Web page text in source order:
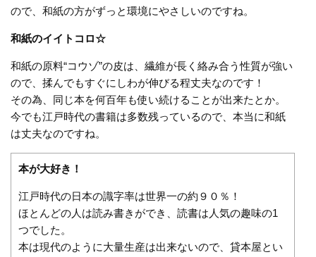
ので、和紙の方がずっと環境にやさしいのですね。
和紙のイイトコロ☆
和紙の原料“コウゾ”の皮は、繊維が長く絡み合う性質が強い
ので、揉んでもすぐにしわが伸びる程丈夫なのです！
その為、同じ本を何百年も使い続けることが出来たとか。
今でも江戸時代の書籍は多数残っているので、本当に和紙
は丈夫なのですね。
本が大好き！
江戸時代の日本の識字率は世界一の約９０％！
ほとんどの人は読み書きができ、読書は人気の趣味の1
つでした。
本は現代のように大量生産は出来ないので、貸本屋とい